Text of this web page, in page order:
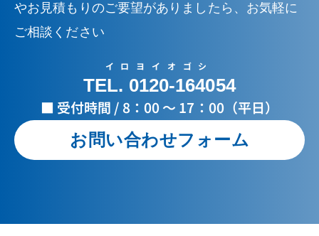
やお見積もりのご要望がありましたら、お気軽に
ご相談ください
イロヨイオゴシ
TEL. 0120-164054
■ 受付時間 / 8：00 ～ 17：00（平日）
お問い合わせフォーム